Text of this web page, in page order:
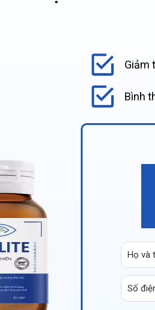
Giảm
Bình